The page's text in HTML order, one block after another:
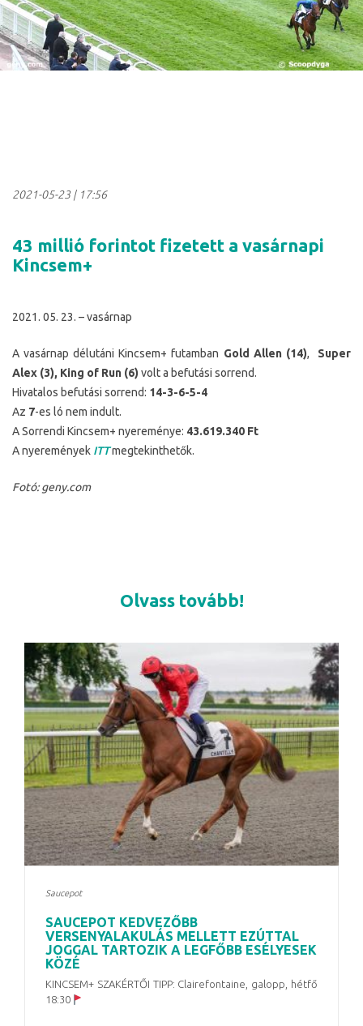
2021-05-23| 17:56
43 millió forintot fizetett a vasárnapi
Kincsem+
2021. 05. 23. – vasárnap
A vasárnap délutáni Kincsem+ futamban Gold Allen (14), Super
Alex (3), King of Run (6) volt a befutási sorrend.
Hivatalos befutási sorrend: 14-3-6-5-4
Az 7-es ló nem indult.
A Sorrendi Kincsem+ nyereménye: 43.619.340 Ft
A nyeremények ITTmegtekinthetők.
Fotó: geny.com
Olvass tovább!
Saucepot
SAUCEPOT KEDVEZŐBB
VERSENYALAKULÁS MELLETT EZÚTTAL
JOGGAL TARTOZIK A LEGFŐBB ESÉLYESEK
KÖZÉ
KINCSEM+ SZAKÉRTŐI TIPP: Clairefontaine, galopp, hétfő
18:30